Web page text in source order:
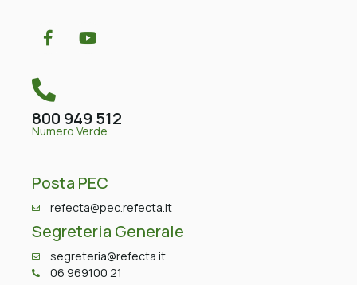
800 949 512
Numero Verde
Posta PEC
refecta@pec.refecta.it
Segreteria Generale
segreteria@refecta.it
06 969100 21